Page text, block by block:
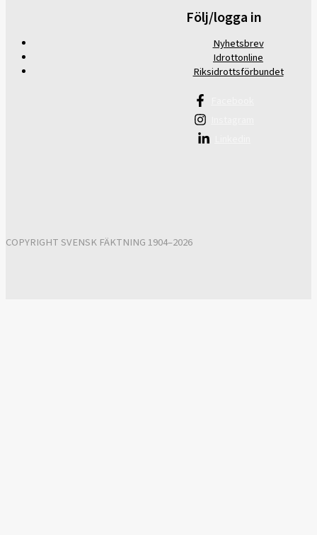
Följ/logga in
Nyhetsbrev
Idrottonline
Riksidrottsförbundet
COPYRIGHT SVENSK FÄKTNING 1904–2026